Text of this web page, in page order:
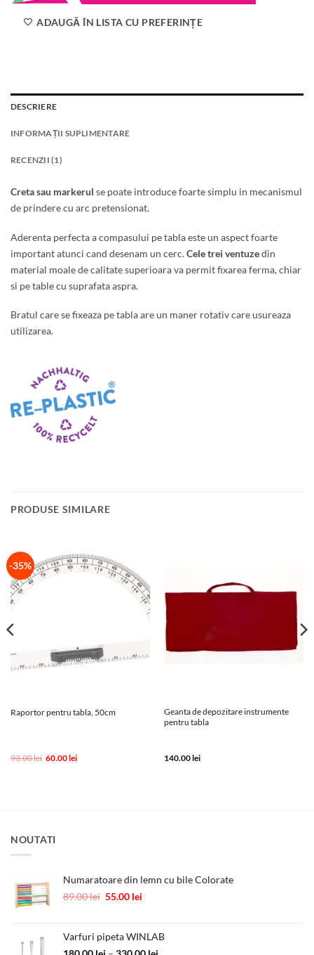
ADAUGĂ ÎN LISTA CU PREFERINȚE
DESCRIERE
INFORMAȚII SUPLIMENTARE
RECENZII (1)
Creta sau markerul se poate introduce foarte simplu in mecanismul
de prindere cu arc pretensionat.
Aderenta perfecta a compasului pe tabla este un aspect foarte
important atunci cand desenam un cerc.Cele trei ventuzedin
material moale de calitate superioara va permit fixarea ferma, chiar
si pe table cu suprafata aspra.
Bratul care se fixeaza pe tabla are un maner rotativ care usureaza
utilizarea.
PRODUSE SIMILARE
-35%
Raportor pentru tabla, 50cm
93.00lei Prețul
60.00leiPrețul
Geanta de depozitare instrumente
pentru tabla
140.00lei
NOUTATI
Numaratoare din lemn cu bile Colorate
89.00lei Prețul
fost:
89.00 lei.
55.00 lei
55.00 lei.
Varfuri pipeta WINLAB